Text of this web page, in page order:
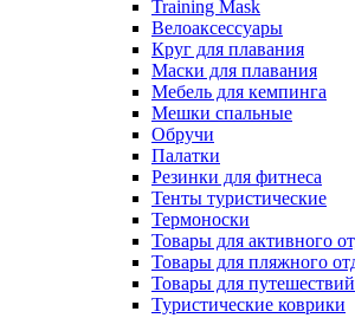
Training Mask
Велоаксессуары
Круг для плавания
Маски для плавания
Мебель для кемпинга
Мешки спальные
Обручи
Палатки
Резинки для фитнеса
Тенты туристические
Термоноски
Товары для активного
Товары для пляжного
Товары для путешествий
Туристические коврики